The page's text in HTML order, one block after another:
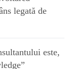
legată de
este,